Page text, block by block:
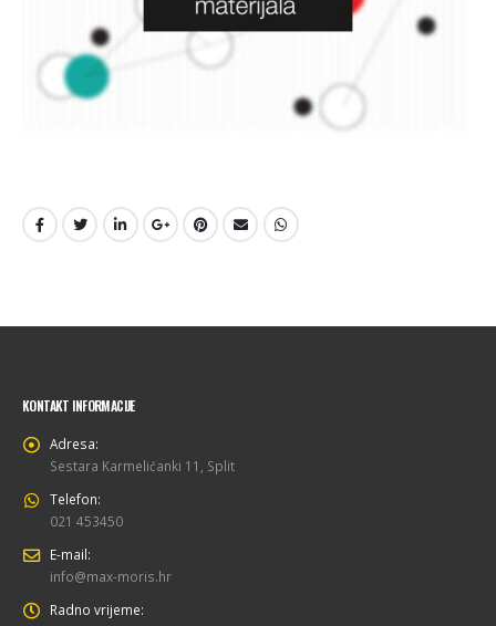
KONTAKT INFORMACIJE
Adresa:
Sestara Karmelićanki 11, Split
Telefon:
021 453450
E-mail:
info@max-moris.hr
Radno vrijeme: